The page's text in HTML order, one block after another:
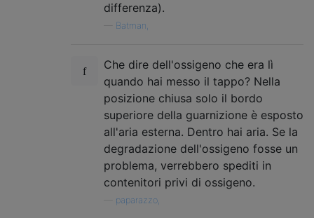
differenza).
Batman,
Che dire dell'ossigeno che era lì
quando hai messo il tappo? Nella
posizione chiusa solo il bordo
superiore della guarnizione è esposto
all'aria esterna. Dentro hai aria. Se la
degradazione dell'ossigeno fosse un
problema, verrebbero spediti in
contenitori privi di ossigeno.
paparazzo,